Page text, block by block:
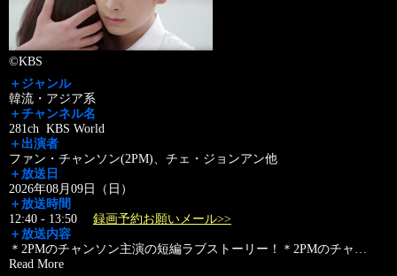
©KBS
＋ジャンル
韓流・アジア系
＋チャンネル名
281ch KBS World
＋出演者
ファン・チャンソン(2PM)、チェ・ジョンアン他
＋放送日
2026年08月09日（日）
＋放送時間
12:40 - 13:50 録画予約お願いメール>>
＋放送内容
＊2PMのチャンソン主演の短編ラブストーリー！＊2PMのチャ …
Read More